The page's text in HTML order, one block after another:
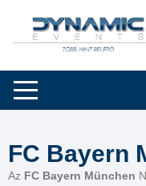
FC Bayern
Az FC Bayern München